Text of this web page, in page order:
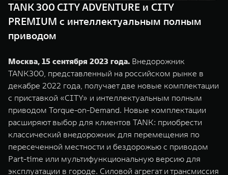
WEY 07
Расширяя границы комфорта
от 6 149 000 ₽
WEY 05
Эстетика
от 5 699
TANK 300 CITY ADVENTURE и CITY
PREMIUM c интеллектуальным полным
приводом
Москва, 15 сентября 2023 года. Внедорожник
TANK300, представленный на российском рынке в
декабре 2022 года, получает две новые комплектации
с приставкой «CITY» и интеллектуальным полным
приводом Torque-on-Demand. Новые комплектации
расширяют выбор для клиентов TANK: приобрести
классический внедорожник для перемещения по
пересеченной местности и бездорожью с приводом
Part-time или мультифункциональную версию для
эксплуатации в городе. Силовой агрегат и трансмиссия